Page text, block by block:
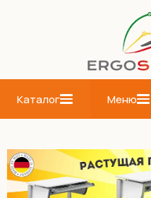
Каталог Меню